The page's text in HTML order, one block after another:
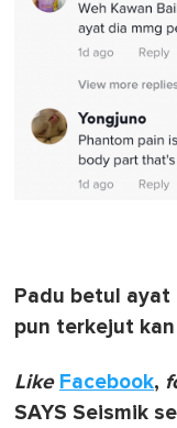
Padu betul
pun terkejut
Like Facebook,
SAYS Seismik